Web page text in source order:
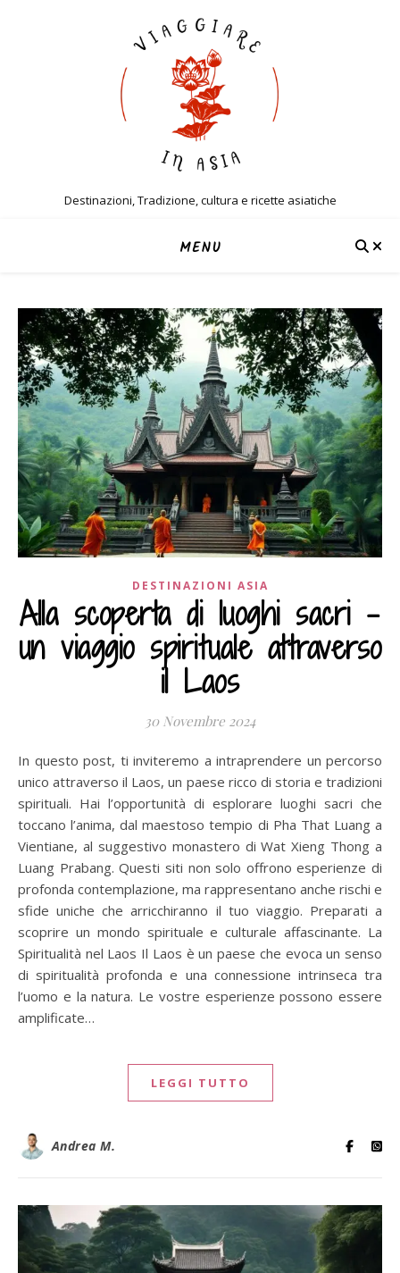
Destinazioni, Tradizione, cultura e ricette asiatiche
MENU
DESTINAZIONI ASIA
Alla scoperta di luoghi sacri –
un viaggio spirituale attraverso
il Laos
30 Novembre 2024
In questo post, ti inviteremo a intraprendere un percorso
unico attraverso il Laos, un paese ricco di storia e tradizioni
spirituali. Hai l’opportunità di esplorare luoghi sacri che
toccano l’anima, dal maestoso tempio di Pha That Luang a
Vientiane, al suggestivo monastero di Wat Xieng Thong a
Luang Prabang. Questi siti non solo offrono esperienze di
profonda contemplazione, ma rappresentano anche rischi e
sfide uniche che arricchiranno il tuo viaggio. Preparati a
scoprire un mondo spirituale e culturale affascinante. La
Spiritualità nel Laos Il Laos è un paese che evoca un senso
di spiritualità profonda e una connessione intrinseca tra
l’uomo e la natura. Le vostre esperienze possono essere
amplificate…
LEGGI TUTTO
Andrea M.